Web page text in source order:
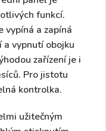
funkcí.
vypíná a zapíná
a vypnutí obojku
zařízení je i
. Pro jistotu
kontrolka.
užitečným